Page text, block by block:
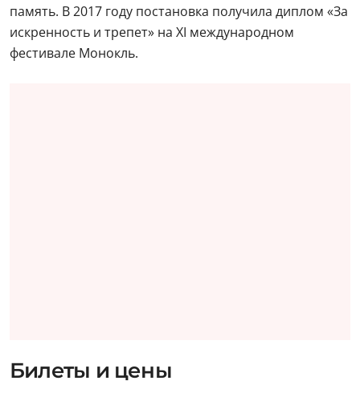
память. В 2017 году постановка получила диплом «За
искренность и трепет» на XI международном
фестивале Монокль.
Билеты и цены